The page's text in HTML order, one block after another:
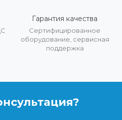
Гарантия качества
Сертифицированное
оборудование, сервисная
поддержка